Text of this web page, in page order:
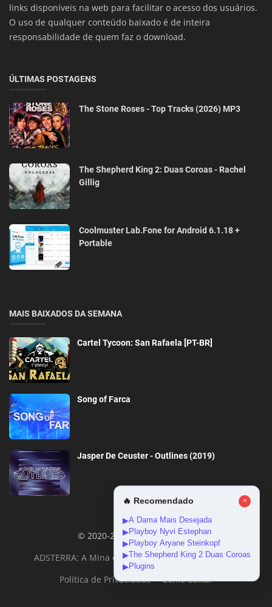
links disponíveis na web para facilitar o acesso dos usuários.
O uso de qualquer conteúdo baixado é de inteira
responsabilidade de quem faz o download.
ÚLTIMAS POSTAGENS
The Stone Roses - Top Tracks (2026) MP3
The Shepherd King 2: Duas Coroas - Rachel
Gillig
Coolmuster Lab.Fone for Android 6.1.18 +
Portable
MAIS BAIXADOS DA SEMANA
Cartel Tycoon: San Rafaela [PT-BR]
Song of Farca
Jasper De Ceuster - Outlines (2019)
© 2020-2026 DownloadGeral
ADSTERRA: A Mina de Ouro da Monetização Online
Política de Privacidade
Como Baixar
🔥 Recomendado ×
▶A Dama Mais Desejada
▶Playboy Nyvi Estephan
▶Playboy Aryane Steinkopf
▶The Shepherd King 2 Duas Coroas
▶Plugins